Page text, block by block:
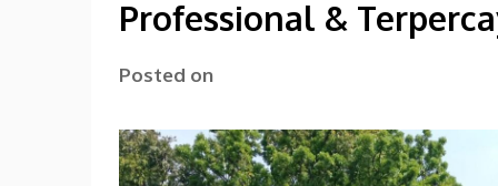
Professional &
Posted on